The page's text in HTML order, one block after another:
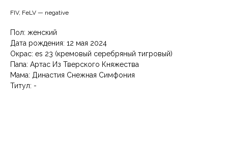
FIV, FeLV — negative
Пол: женский
Дата рождения: 12 мая 2024
Окрас: es 23 (кремовый серебряный тигровый)
Папа: Артас Из Тверского Княжества
Мама: Династия Снежная Симфония
Титул: -